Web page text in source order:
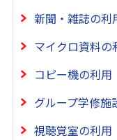
新聞・雑誌の利
マイクロ資料の
コピー機の利用
グループ学修施
視聴覚室の利用